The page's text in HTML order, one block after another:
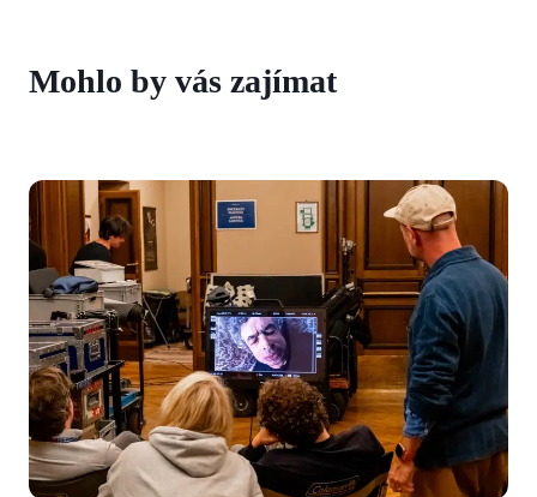
Mohlo by vás zajímat